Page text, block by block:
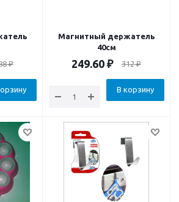
₽
Магнитный держатель
40см
249.60 ₽ 312₽
В корзину